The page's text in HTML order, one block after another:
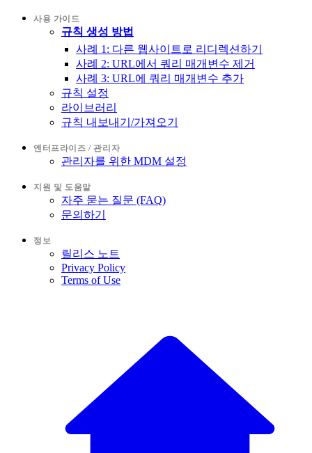
사용 가이드
규칙 생성 방법
사례 1: 다른 웹사이트로 리디렉션하기
사례 2: URL에서 쿼리 매개변수 제거
사례 3: URL에 쿼리 매개변수 추가
규칙 설정
라이브러리
규칙 내보내기/가져오기
엔터프라이즈 / 관리자
관리자를 위한 MDM 설정
지원 및 도움말
자주 묻는 질문 (FAQ)
문의하기
정보
릴리스 노트
Privacy Policy
Terms of Use